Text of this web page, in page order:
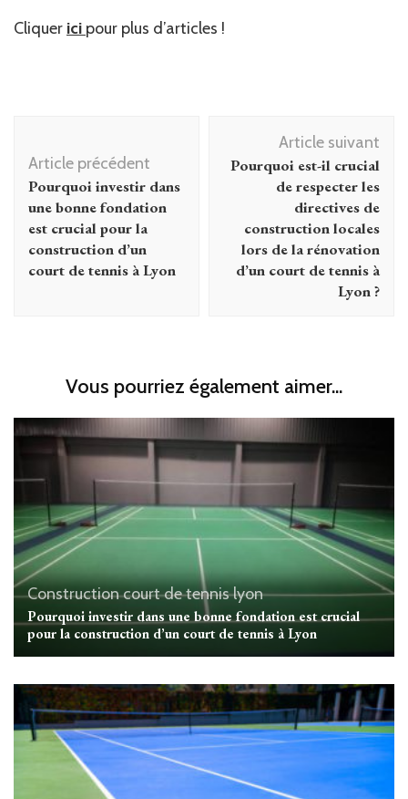
Cliquer ici pour plus d’articles !
d'article
Article précédent
Pourquoi investir dans
une bonne fondation
est crucial pour la
construction d’un
court de tennis à Lyon
Article suivant
Pourquoi est-il crucial
de respecter les
directives de
construction locales
lors de la rénovation
d’un court de tennis à
Lyon ?
Vous pourriez également aimer...
Construction court de tennis lyon
Pourquoi investir dans une bonne fondation est crucial
pour la construction d’un court de tennis à Lyon